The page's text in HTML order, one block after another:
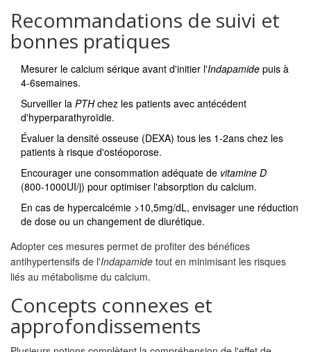
Recommandations de suivi et
bonnes pratiques
Mesurer le calcium sérique avant d'initier l'Indapamide puis à
4‑6semaines.
Surveiller la PTHchez les patients avec antécédent
d'hyperparathyroïdie.
Évaluer la densité osseuse (DEXA) tous les 1‑2ans chez les
patients à risque d'ostéoporose.
Encourager une consommation adéquate de vitamine D
(800‑1000UI/j) pour optimiser l'absorption du calcium.
En cas de hypercalcémie >10,5mg/dL, envisager une réduction
de dose ou un changement de diurétique.
Adopter ces mesures permet de profiter des bénéfices
antihypertensifs de l'Indapamide tout en minimisant les risques
liés au métabolisme du calcium.
Concepts connexes et
approfondissements